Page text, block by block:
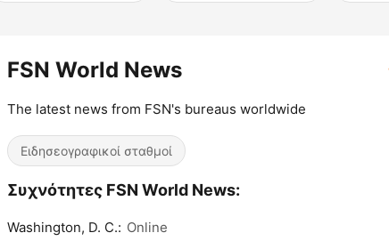
FSN World News
The latest news from FSN's bureaus worldwide
Ειδησεογραφικοί σταθμοί
Συχνότητες FSN World News:
Washington, D. C.: Online